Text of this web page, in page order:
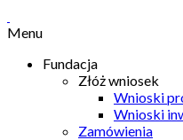
Menu
Fundacja
Złóż wniosek
Wnioski
Wnioski
Zamówienia